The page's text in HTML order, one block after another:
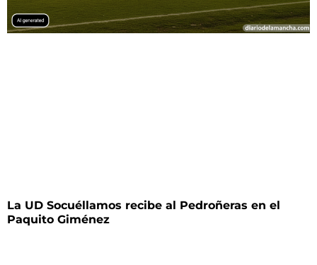
La UD Socuéllamos recibe al Pedroñeras en el
Paquito Giménez